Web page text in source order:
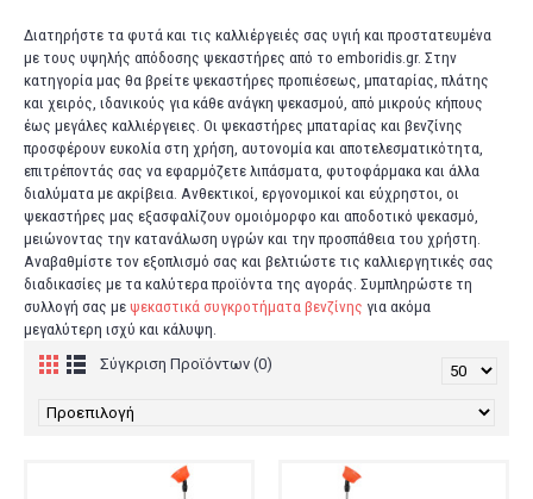
Διατηρήστε τα φυτά και τις καλλιέργειές σας υγιή και προστατευμένα
με τους υψηλής απόδοσης ψεκαστήρες από το emboridis.gr. Στην
κατηγορία μας θα βρείτε ψεκαστήρες προπιέσεως, μπαταρίας, πλάτης
και χειρός, ιδανικούς για κάθε ανάγκη ψεκασμού, από μικρούς κήπους
έως μεγάλες καλλιέργειες. Οι ψεκαστήρες μπαταρίας και βενζίνης
προσφέρουν ευκολία στη χρήση, αυτονομία και αποτελεσματικότητα,
επιτρέποντάς σας να εφαρμόζετε λιπάσματα, φυτοφάρμακα και άλλα
διαλύματα με ακρίβεια. Ανθεκτικοί, εργονομικοί και εύχρηστοι, οι
ψεκαστήρες μας εξασφαλίζουν ομοιόμορφο και αποδοτικό ψεκασμό,
μειώνοντας την κατανάλωση υγρών και την προσπάθεια του χρήστη.
Αναβαθμίστε τον εξοπλισμό σας και βελτιώστε τις καλλιεργητικές σας
διαδικασίες με τα καλύτερα προϊόντα της αγοράς. Συμπληρώστε τη
συλλογή σας με ψεκαστικά συγκροτήματα βενζίνης για ακόμα
μεγαλύτερη ισχύ και κάλυψη.
Σύγκριση Προϊόντων (0)